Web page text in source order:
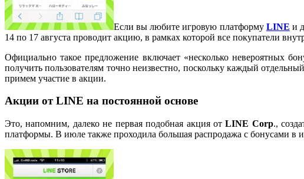
Если вы любите игровую платформу LINE и
14 по 17 августа проводит акцию, в рамках которой все покупатели
Официально такое предложение включает «несколько невероятных
получить пользователям точно неизвестно, поскольку каждый
примем участие в акции.
Акции от LINE на постоянной основе
Это, напомним, далеко не первая подобная акция отLINE Corp.,
платформы. В июле также проходила большая распродажа с бонусами в